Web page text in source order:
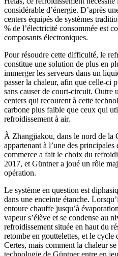
considérable d’énergie. D’après
centers équipés de systèmes
% de l’électricité consommée est
composants électroniques.
Pour résoudre cette difficulté, le
constitue une solution de plus en
immerger les serveurs dans un
passer la chaleur, afin que celle-ci
sans causer de court-circuit. Outre
centers qui recourent à cette
carbone plus faible que ceux qui
refroidissement à air.
À Zhangjiakou, dans le nord de la
appartenant à l’une des principales
commerce a fait le choix du
2017, et Güntner a joué un rôle
opération.
Le système en question est
dans une enceinte étanche.
entoure chauffe jusqu’à
vapeur s’élève et se condense au
refroidissement située en haut du
retombe en gouttelettes, et le cycle
Certes, mais comment la chaleur
technologie de Güntner entre en